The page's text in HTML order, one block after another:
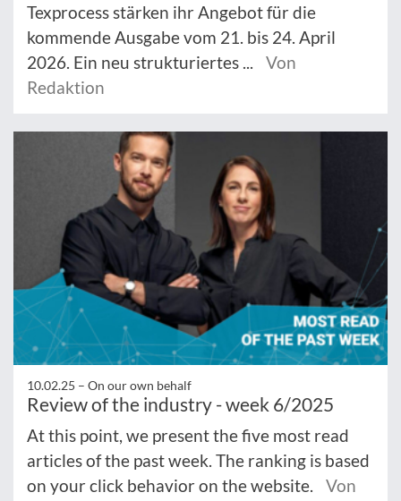
Texprocess stärken ihr Angebot für die
kommende Ausgabe vom 21. bis 24. April
2026. Ein neu strukturiertes ...
Von
Redaktion
10.02.25 – On our own behalf
Review of the industry - week 6/2025
At this point, we present the five most read
articles of the past week. The ranking is based
on your click behavior on the website.
Von